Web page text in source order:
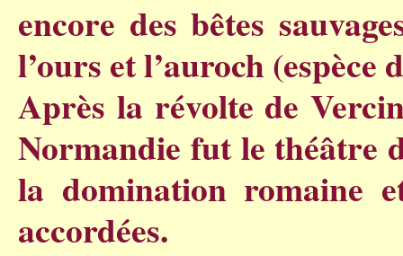
encore des bêtes
l’ours et l’auroch (espèce
Après la révolte de
Normandie fut le théâtre
la domination romaine
accordées.